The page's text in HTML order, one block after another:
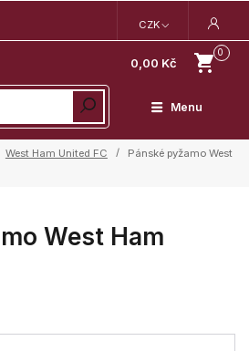
Menu
CZK
0
0,00 Kč
West Ham United FC
Pánské pyžamo West
West Ham